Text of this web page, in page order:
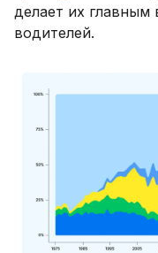
делает их
водителей.